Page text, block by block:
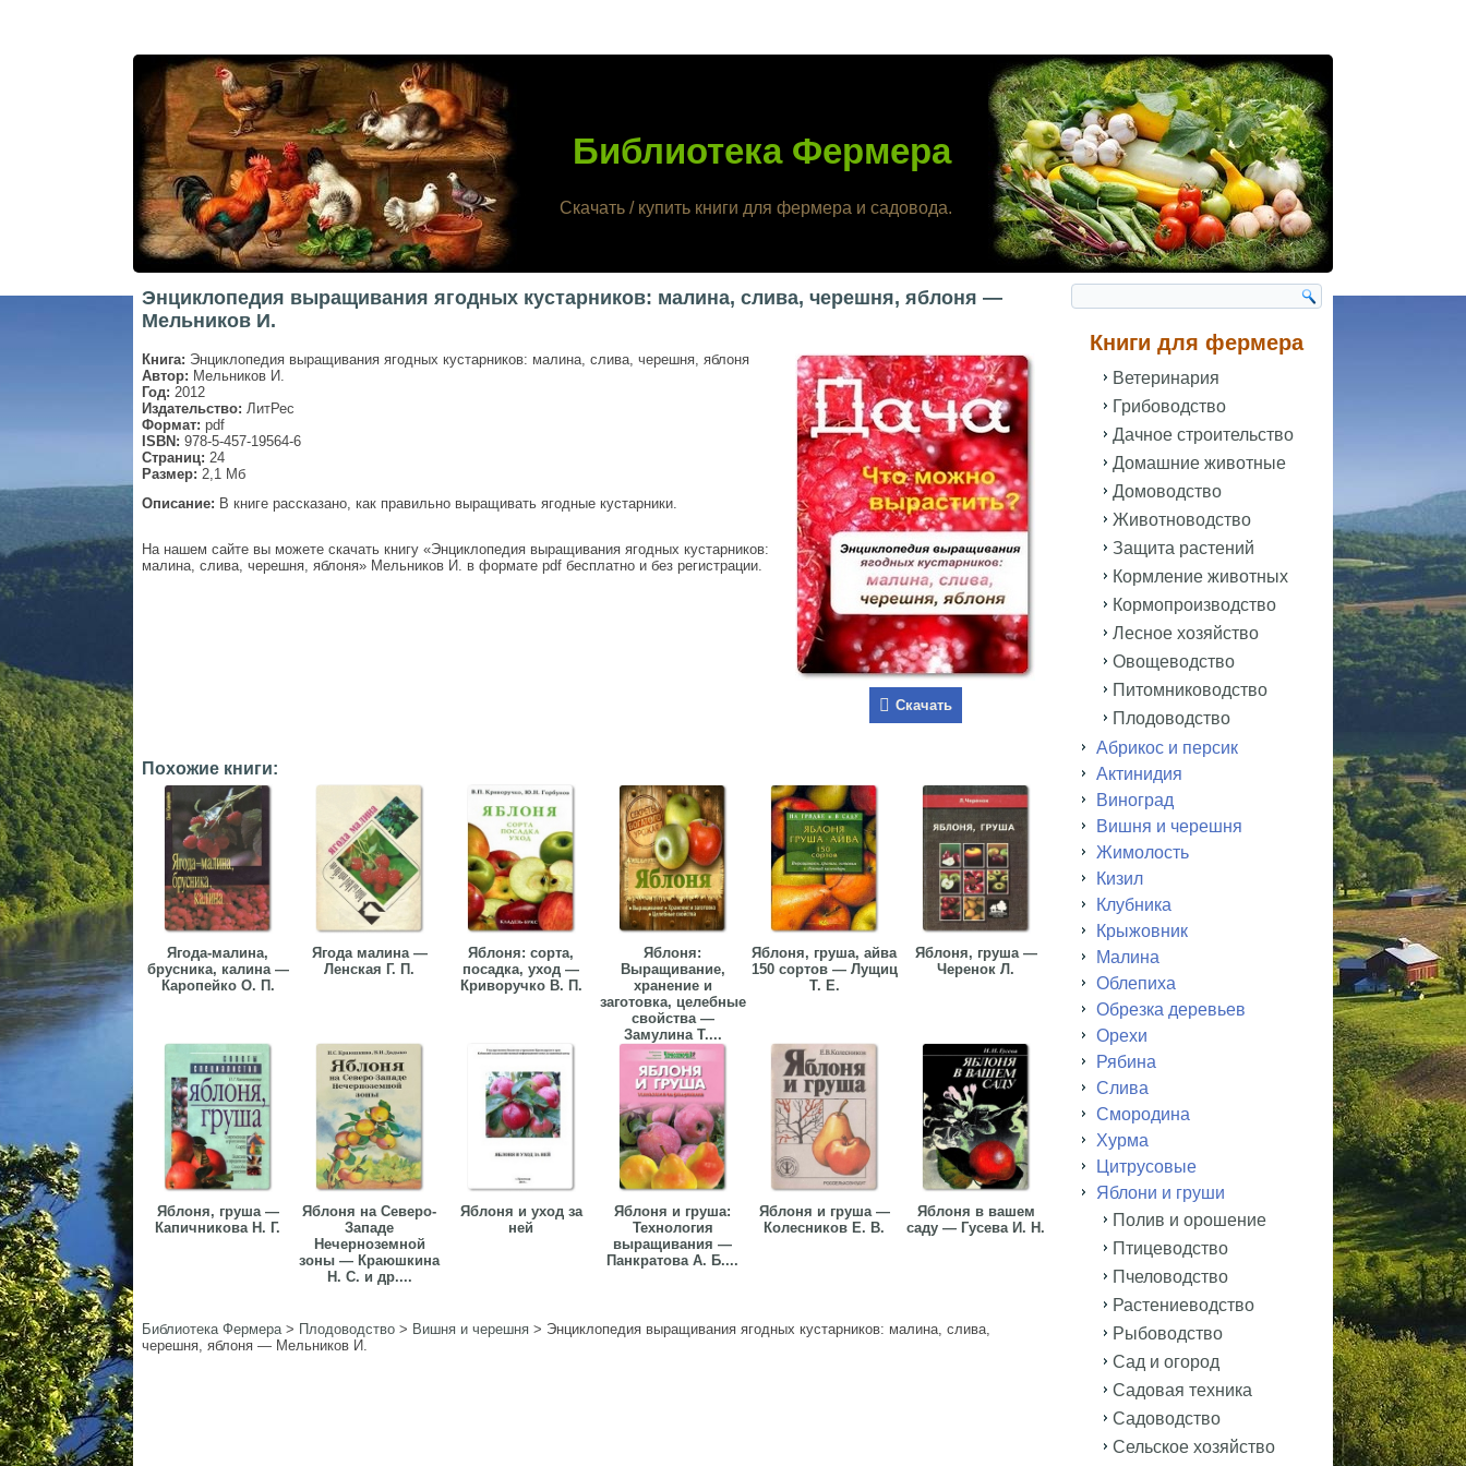
Библиотека Фермера
Скачать / купить книги для фермера и садовода.
Энциклопедия выращивания ягодных кустарников: малина, слива, черешня, яблоня —
Мельников И.
Скачать
Книга: Энциклопедия выращивания ягодных кустарников: малина, слива, черешня, яблоня
Автор: Мельников И.
Год: 2012
Издательство: ЛитРес
Формат: pdf
ISBN: 978-5-457-19564-6
Страниц: 24
Размер: 2,1 Мб
Описание: В книге рассказано, как правильно выращивать ягодные кустарники.
На нашем сайте вы можете скачать книгу «Энциклопедия выращивания ягодных кустарников:
малина, слива, черешня, яблоня» Мельников И. в формате pdf бесплатно и без регистрации.
Похожие книги:
Ягода-малина,
брусника, калина —
Каропейко О. П.
Ягода малина —
Ленская Г. П.
Яблоня: сорта,
посадка, уход —
Криворучко В. П.
Яблоня:
Выращивание,
хранение и
заготовка, целебные
свойства —
Замулина Т....
Яблоня, груша, айва
150 сортов — Лущиц
Т. Е.
Яблоня, груша —
Черенок Л.
Яблоня, груша —
Капичникова Н. Г.
Яблоня на Северо-
Западе
Нечерноземной
зоны — Краюшкина
Н. С. и др....
Яблоня и уход за
ней
Яблоня и груша:
Технология
выращивания —
Панкратова А. Б....
Яблоня и груша —
Колесников Е. В.
Яблоня в вашем
саду — Гусева И. Н.
Библиотека Фермера> Плодоводство > Вишня и черешня > Энциклопедия выращивания ягодных кустарников: малина, слива,
черешня, яблоня — Мельников И.
Книги для фермера
Ветеринария
Грибоводство
Дачное строительство
Домашние животные
Домоводство
Животноводство
Защита растений
Кормление животных
Кормопроизводство
Лесное хозяйство
Овощеводство
Питомниководство
Плодоводство
Абрикос и персик
Актинидия
Виноград
Вишня и черешня
Жимолость
Кизил
Клубника
Крыжовник
Малина
Облепиха
Обрезка деревьев
Орехи
Рябина
Слива
Смородина
Хурма
Цитрусовые
Яблони и груши
Полив и орошение
Птицеводство
Пчеловодство
Растениеводство
Рыбоводство
Сад и огород
Садовая техника
Садоводство
Сельское хозяйство